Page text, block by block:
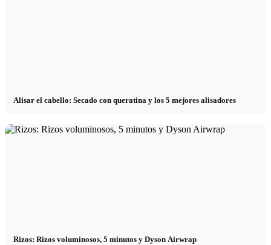
Alisar el cabello: Secado con queratina y los 5 mejores alisadores
Rizos: Rizos voluminosos, 5 minutos y Dyson Airwrap